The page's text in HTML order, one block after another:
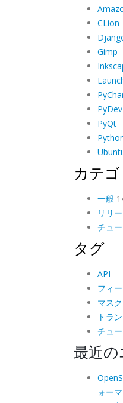
CLion
Gimp
PyQt
カテ
一般
リリ
チュ
タグ
API
フィ
マスク
トラ
チュ
最近
ォー